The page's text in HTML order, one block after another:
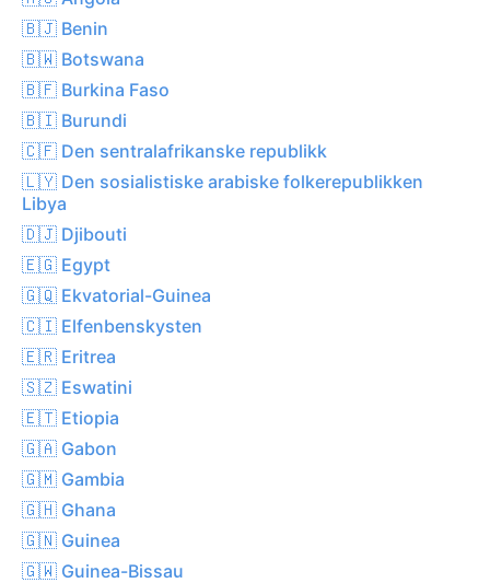
🇧🇯 Benin
🇧🇼 Botswana
🇧🇫 Burkina Faso
🇧🇮 Burundi
🇨🇫 Den sentralafrikanske republikk
🇱🇾 Den sosialistiske arabiske folkerepublikken
Libya
🇩🇯 Djibouti
🇪🇬 Egypt
🇬🇶 Ekvatorial-Guinea
🇨🇮 Elfenbenskysten
🇪🇷 Eritrea
🇸🇿 Eswatini
🇪🇹 Etiopia
🇬🇦 Gabon
🇬🇲 Gambia
🇬🇭 Ghana
🇬🇳 Guinea
🇬🇼 Guinea-Bissau